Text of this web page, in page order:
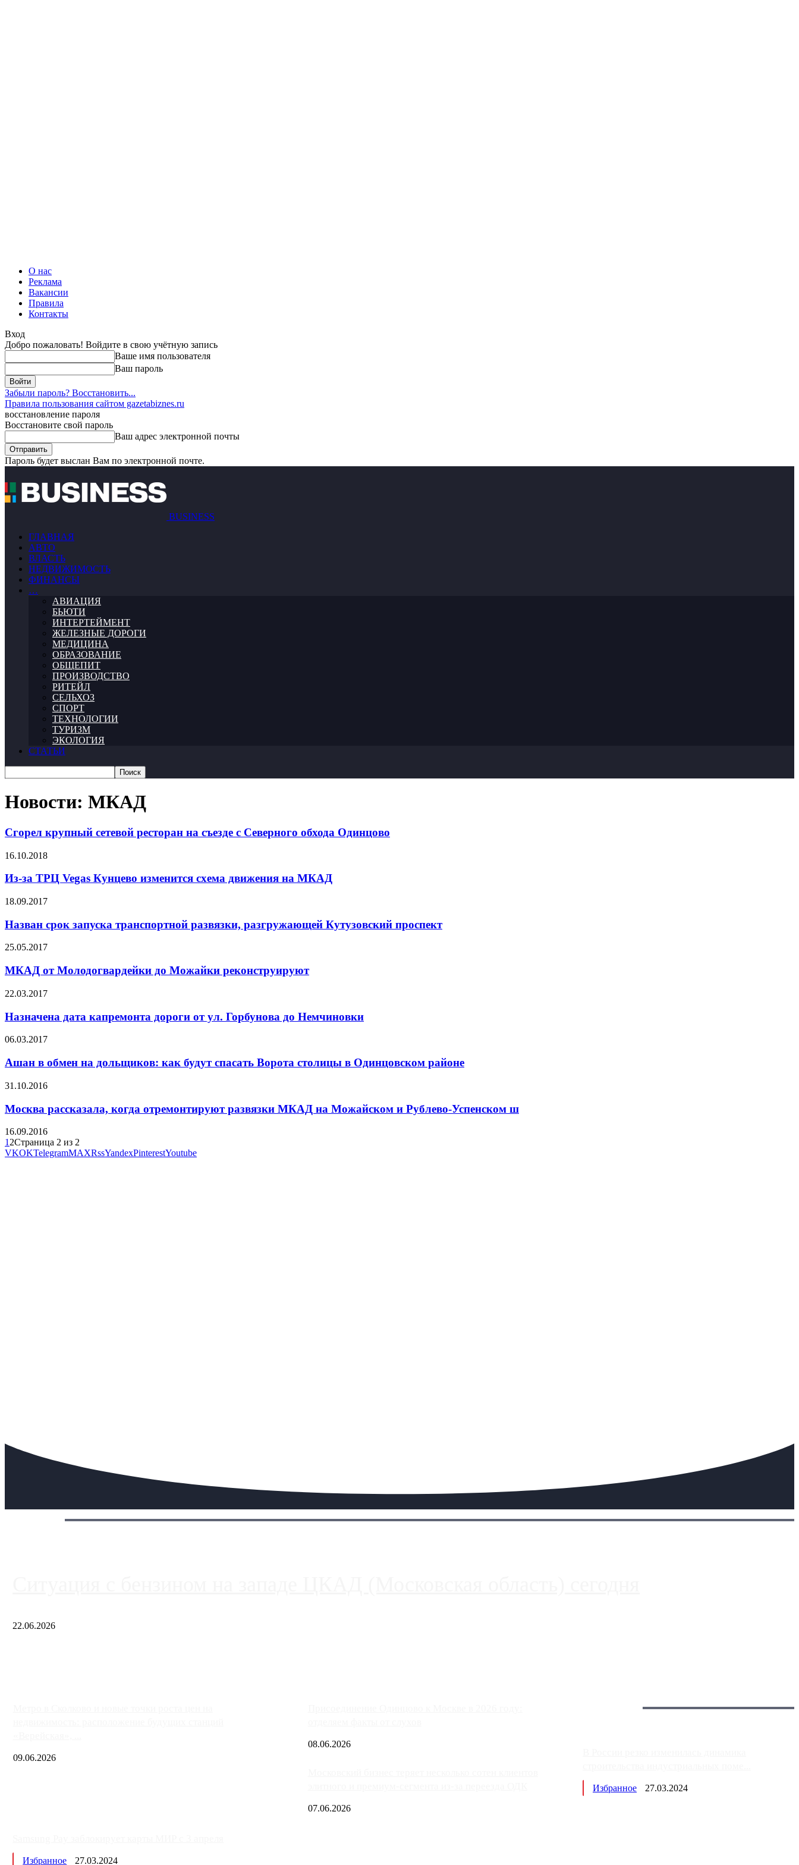
О нас
Реклама
Вакансии
Правила
Контакты
Вход
Добро пожаловать! Войдите в свою учётную запись
Ваше имя пользователя
Ваш пароль
Забыли пароль? Восстановить...
Правила пользования сайтом gazetabiznes.ru
восстановление пароля
Восстановите свой пароль
Ваш адрес электронной почты
Пароль будет выслан Вам по электронной почте.
BUSINESS
ГЛАВНАЯ
АВТО
ВЛАСТЬ
НЕДВИЖИМОСТЬ
ФИНАНСЫ
…
АВИАЦИЯ
БЬЮТИ
ИНТЕРТЕЙМЕНТ
ЖЕЛЕЗНЫЕ ДОРОГИ
МЕДИЦИНА
ОБРАЗОВАНИЕ
ОБЩЕПИТ
ПРОИЗВОДСТВО
РИТЕЙЛ
СЕЛЬХОЗ
СПОРТ
ТЕХНОЛОГИИ
ТУРИЗМ
ЭКОЛОГИЯ
СТАТЬИ
Новости: МКАД
Сгорел крупный сетевой ресторан на съезде с Северного обхода Одинцово
16.10.2018
Из-за ТРЦ Vegas Кунцево изменится схема движения на МКАД
18.09.2017
Назван срок запуска транспортной развязки, разгружающей Кутузовский проспект
25.05.2017
МКАД от Молодогвардейки до Можайки реконструируют
22.03.2017
Назначена дата капремонта дороги от ул. Горбунова до Немчиновки
06.03.2017
Ашан в обмен на дольщиков: как будут спасать Ворота столицы в Одинцовском районе
31.10.2016
Москва рассказала, когда отремонтируют развязки МКАД на Можайском и Рублево-Успенском ш
16.09.2016
1 2Страница 2 из 2
VKOKTelegramMAXRssYandexPinterestYoutube
22.06.2026
09.06.2026
08.06.2026
07.06.2026
Избранное 27.03.2024
Избранное 27.03.2024